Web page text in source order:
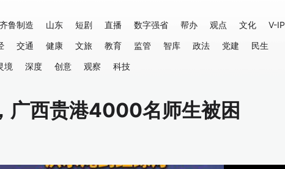
齐鲁制造 山东 短剧 直播 数字强省 帮办 观点 文化
V-IP
交通 健康 文旅 教育 监管 智库 政法 党建
民生
境 深度 创意 观察 科技
广西贵港4000名师生被困